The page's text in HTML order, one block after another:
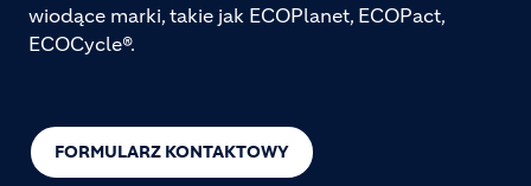
FORMULARZ KONTAKTOWY
wiodące marki, takie jak ECOPlanet, ECOPact,
ECOCycle®.